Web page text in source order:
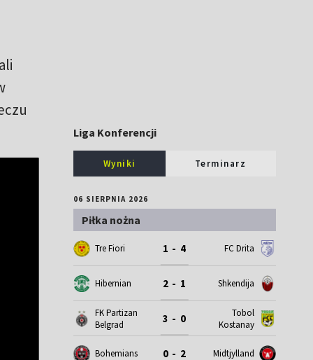
Liga Konferencji
Wyniki Terminarz
06 SIERPNIA 2026
Piłka nożna
Tre Fiori 1 - 4 FC Drita
Hibernian 2 - 1 Shkendija
FK Partizan
Belgrad
3 - 0
Tobol
Kostanay
Bohemians 0 - 2 Midtjylland